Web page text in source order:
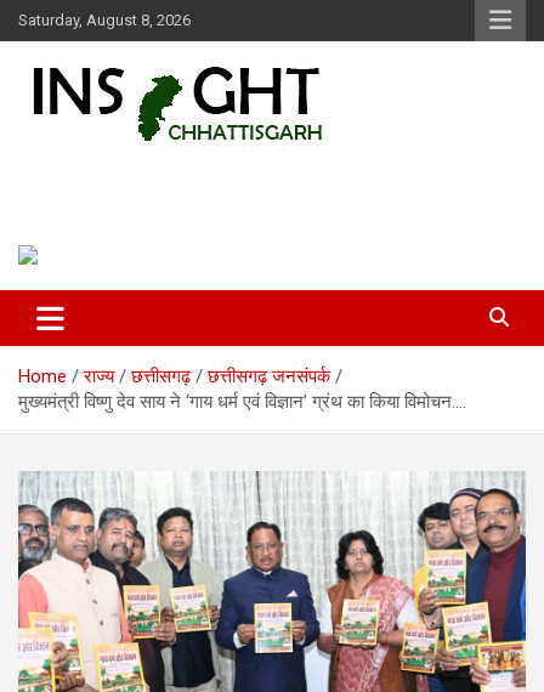
Skip
to
Saturday, August 8, 2026
Home राज्य छत्तीसगढ़
छत्तीसगढ़ जनसंपर्क
मुख्यमंत्री विष्णु देव साय ने ‘गाय धर्म एवं विज्ञान’ ग्रंथ का किया विमोचन….